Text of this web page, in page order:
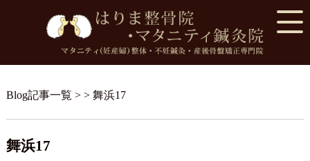
Blog記事一覧 > > 舞浜17
舞浜17